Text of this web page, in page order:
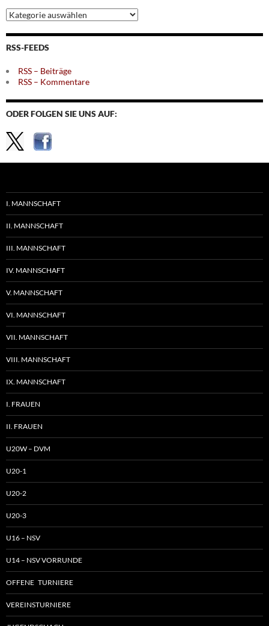
Archiv
nach
Themen
RSS-FEEDS
RSS – Beiträge
RSS – Kommentare
ODER FOLGEN SIE UNS AUF:
I. MANNSCHAFT
II. MANNSCHAFT
III. MANNSCHAFT
IV. MANNSCHAFT
V. MANNSCHAFT
VI. MANNSCHAFT
VII. MANNSCHAFT
VIII. MANNSCHAFT
IX. MANNSCHAFT
I. FRAUEN
II. FRAUEN
U20W – DVM
U20-1
U20-2
U20-3
U16 – NSV
U14 – NSV VORRUNDE
OFFENE TURNIERE
VEREINSTURNIERE